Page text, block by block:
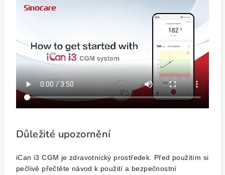
Důležité upozornění
iCan i3 CGM je zdravotnický prostředek. Před použitím si
pečlivě přečtěte návod k použití a bezpečnostní